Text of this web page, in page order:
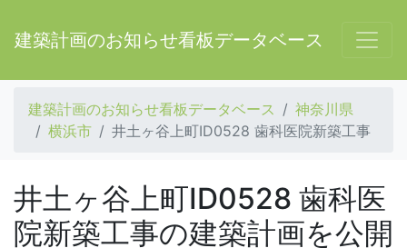
建築計画のお知らせ看板データベース
建築計画のお知らせ看板データベース
神奈川県
横浜市
井土ヶ谷上町ID0528 歯科医院新築工事
井土ヶ谷上町ID0528 歯科医
院新築工事の建築計画を公開